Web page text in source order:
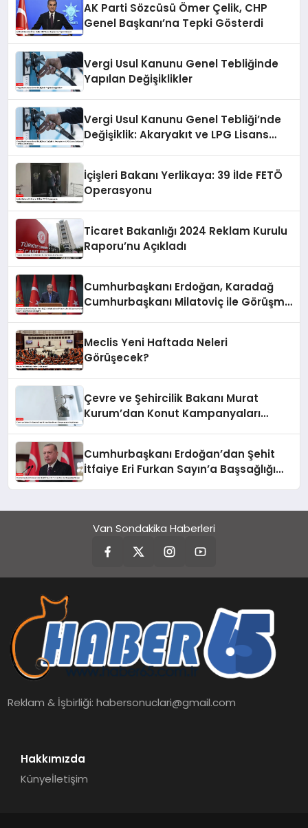
AK Parti Sözcüsü Ömer Çelik, CHP
Genel Başkanı’na Tepki Gösterdi
Vergi Usul Kanunu Genel Tebliğinde
Yapılan Değişiklikler
Vergi Usul Kanunu Genel Tebliği’nde
Değişiklik: Akaryakıt ve LPG Lisans
İçişleri Bakanı Yerlikaya: 39 İlde FETÖ
Operasyonu
Ticaret Bakanlığı 2024 Reklam Kurulu
Raporu’nu Açıkladı
Cumhurbaşkanı Erdoğan, Karadağ
Cumhurbaşkanı Milatoviç ile Görüşme
Meclis Yeni Haftada Neleri
Görüşecek?
Çevre ve Şehircilik Bakanı Murat
Kurum’dan Konut Kampanyaları
Cumhurbaşkanı Erdoğan’dan Şehit
İtfaiye Eri Furkan Sayın’a Başsağlığı
Van Sondakika Haberleri
Reklam & İşbirliği:habersonuclari@gmail.com
Hakkımızda
Künyeİletişim